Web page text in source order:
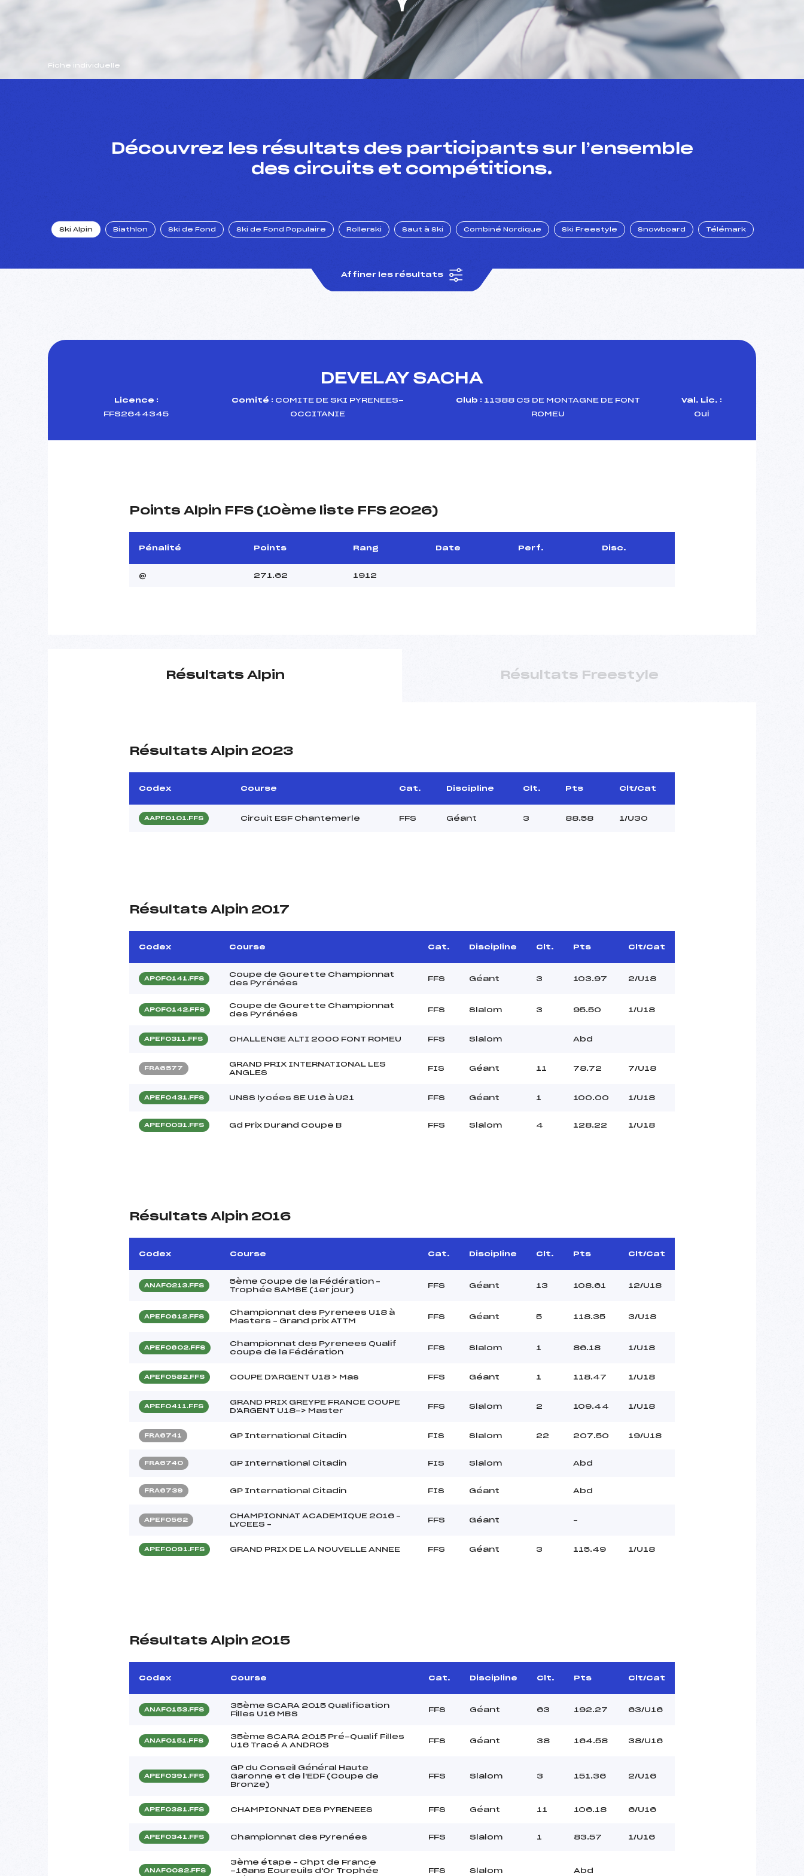
Fiche individuelle
Découvrez les résultats des participants sur l’ensemble
des circuits et compétitions.
Ski Alpin Biathlon Ski de Fond Ski de Fond Populaire Rollerski Saut à Ski Combiné Nordique Ski Freestyle Snowboard Télémark
Affiner les résultats
DEVELAY SACHA
Licence :
FFS2644345
Comité : COMITE DE SKI PYRENEES-
OCCITANIE
Club : 11388 CS DE MONTAGNE DE FONT
ROMEU
Val. Lic. :
Oui
Points Alpin FFS (10ème liste FFS 2026)
Pénalité Points Rang Date Perf. Disc.
@ 271.62 1912
Résultats Alpin Résultats Freestyle
Résultats Alpin 2023
Codex Course Cat. Discipline Clt. Pts Clt/Cat
AAPF0101.FFS Circuit ESF Chantemerle FFS Géant 3 88.58 1/U30
Résultats Alpin 2017
Codex Course Cat. Discipline Clt. Pts Clt/Cat
APOF0141.FFS
Coupe de Gourette Championnat
des Pyrénées
FFS Géant 3 103.97 2/U18
APOF0142.FFS
Coupe de Gourette Championnat
des Pyrénées
FFS Slalom 3 95.50 1/U18
APEF0311.FFS CHALLENGE ALTI 2000 FONT ROMEU FFS Slalom Abd
FRA6577
GRAND PRIX INTERNATIONAL LES
ANGLES
FIS Géant 11 78.72 7/U18
APEF0431.FFS UNSS lycées SE U16 à U21 FFS Géant 1 100.00 1/U18
APEF0031.FFS Gd Prix Durand Coupe B FFS Slalom 4 128.22 1/U18
Résultats Alpin 2016
Codex Course Cat. Discipline Clt. Pts Clt/Cat
ANAF0213.FFS
5ème Coupe de la Fédération –
Trophée SAMSE (1er jour)
FFS Géant 13 108.61 12/U18
APEF0612.FFS
Championnat des Pyrenees U18 à
Masters – Grand prix ATTM
FFS Géant 5 118.35 3/U18
APEF0602.FFS
Championnat des Pyrenees Qualif
coupe de la Fédération
FFS Slalom 1 86.18 1/U18
APEF0582.FFS COUPE D'ARGENT U18 > Mas FFS Géant 1 118.47 1/U18
APEF0411.FFS
GRAND PRIX GREYPE FRANCE COUPE
D'ARGENT U18-> Master
FFS Slalom 2 109.44 1/U18
FRA6741 GP International Citadin FIS Slalom 22 207.50 19/U18
FRA6740 GP International Citadin FIS Slalom Abd
FRA6739 GP International Citadin FIS Géant Abd
APEF0562
CHAMPIONNAT ACADEMIQUE 2016 –
LYCEES –
FFS Géant –
APEF0091.FFS GRAND PRIX DE LA NOUVELLE ANNEE FFS Géant 3 115.49 1/U18
Résultats Alpin 2015
Codex Course Cat. Discipline Clt. Pts Clt/Cat
ANAF0153.FFS
35ème SCARA 2015 Qualification
Filles U16 MBS
FFS Géant 63 192.27 63/U16
ANAF0151.FFS
35ème SCARA 2015 Pré-Qualif Filles
U16 Tracé A ANDROS
FFS Géant 38 164.58 38/U16
APEF0391.FFS
GP du Conseil Général Haute
Garonne et de l'EDF (Coupe de
Bronze)
FFS Slalom 3 151.36 2/U16
APEF0381.FFS CHAMPIONNAT DES PYRENEES FFS Géant 11 106.18 6/U16
APEF0341.FFS Championnat des Pyrenées FFS Slalom 1 83.57 1/U16
ANAF0082.FFS
3ème étape – Chpt de France
-16ans Ecureuils d'Or Trophée
FFS Slalom Abd